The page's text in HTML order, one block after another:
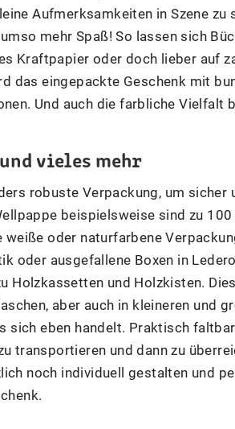
Aufmerksamkeiten in Szene zu
mehr Spaß! So lassen sich
Kraftpapier oder doch lieber auf
das eingepackte Geschenk mit
Und auch die farbliche Vielfalt
vieles mehr
robuste Verpackung, um sicher
beispielsweise sind zu
oder naturfarbene
oder ausgefallene Boxen in
Holzkassetten und Holzkisten.
aber auch in kleineren und
sich eben handelt. Praktisch
transportieren und dann zu
noch individuell gestalten und